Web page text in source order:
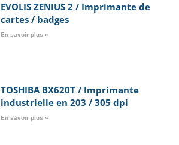
EVOLIS ZENIUS 2 / Imprimante de
cartes / badges
En savoir plus »
TOSHIBA BX620T / Imprimante
industrielle en 203 / 305 dpi
En savoir plus »